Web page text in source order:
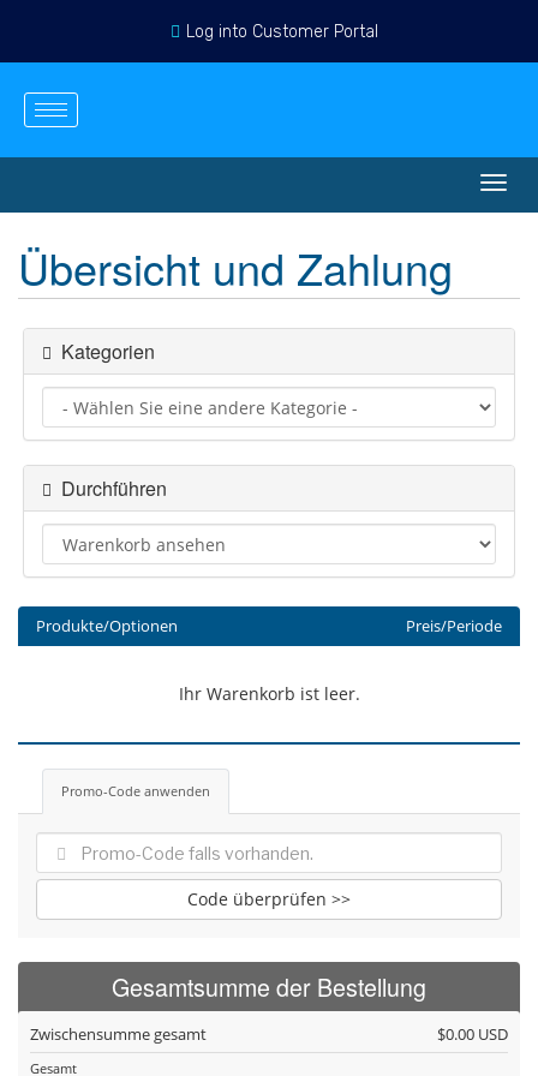
Log into Customer Portal
ein-/
Übersicht und Zahlung
Kategorien
Durchführen
Produkte/Optionen Preis/Periode
Ihr Warenkorb ist leer.
Promo-Code anwenden
Code überprüfen >>
Gesamtsumme der Bestellung
Zwischensumme gesamt $0.00 USD
Gesamt